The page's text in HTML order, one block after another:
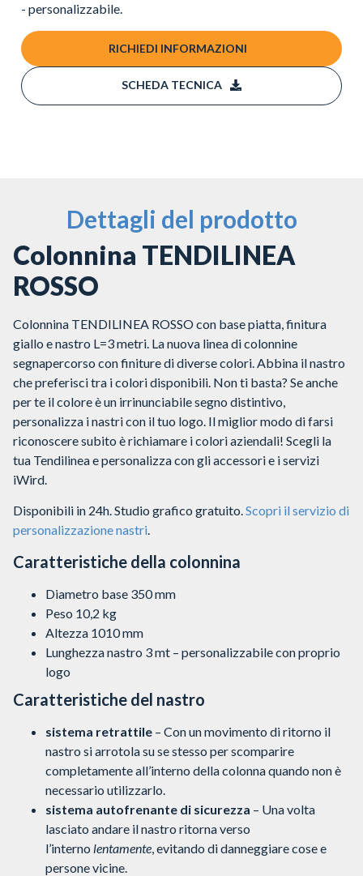
- personalizzabile.
RICHIEDI INFORMAZIONI
SCHEDA TECNICA
Dettagli del prodotto
Colonnina TENDILINEA
ROSSO
Colonnina TENDILINEA ROSSO con base piatta, finitura
giallo e nastro L=3 metri. La nuova linea di colonnine
segnapercorso con finiture di diverse colori. Abbina il nastro
che preferisci tra i colori disponibili. Non ti basta? Se anche
per te il colore è un irrinunciabile segno distintivo,
personalizza i nastri con il tuo logo. Il miglior modo di farsi
riconoscere subito è richiamare i colori aziendali! Scegli la
tua Tendilinea e personalizza con gli accessori e i servizi
iWird.
Disponibili in 24h. Studio grafico gratuito.Scopri il servizio di
personalizzazione nastri.
Caratteristiche della colonnina
Diametro base 350 mm
Peso 10,2 kg
Altezza 1010 mm
Lunghezza nastro 3 mt – personalizzabile con proprio
logo
Caratteristiche del nastro
sistema retrattile – Con un movimento di ritorno il
nastro si arrotola su se stesso per scomparire
completamente all’interno della colonna quando non è
necessario utilizzarlo.
sistema autofrenante di sicurezza – Una volta
lasciato andare il nastro ritorna verso
l’interno lentamente , evitando di danneggiare cose e
persone vicine.